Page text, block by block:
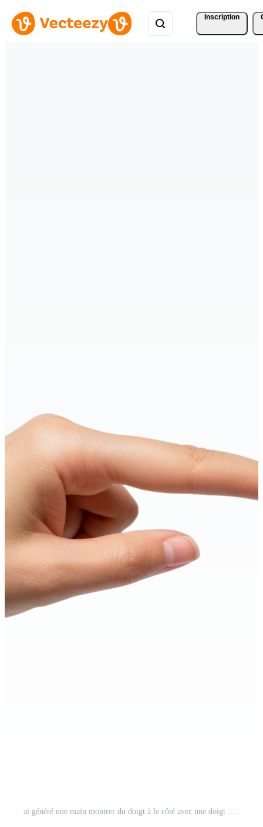
Inscription
ai généré une main montrer du doigt à le côté avec une doigt PNG Gratuit